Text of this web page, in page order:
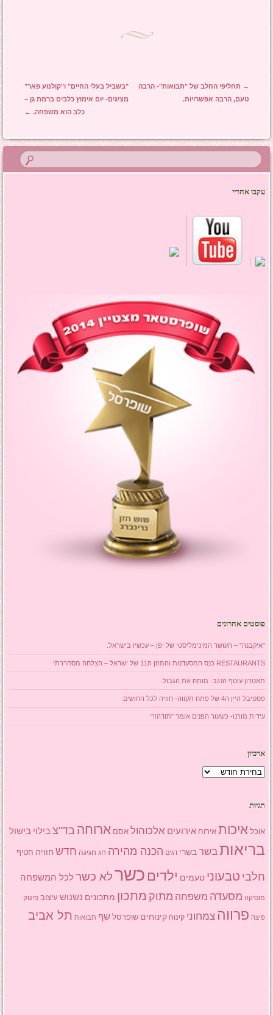
ניווט בפוסטים
→ תחליפי החלב של "תבואות"- הרבה
טעם, הרבה אפשרויות.
"בשביל בעלי החיים" ו"קולנוע פאר"
מציגים- יום אימוץ כלבים ברמת גן –
כלב הוא משפחה. ←
עקבו אחריי
פוסטים אחרונים
"איקבנה" – העושר המינימליסטי של יפן – עכשיו בישראל.
RESTAURANTS כנס המסעדנות והמזון ה11 של ישראל – הצלחה מסחררת!
תאטרון עוטף הנגב- מותח את הגבול.
פסטיבל היין ה4 של פתח תקווה- חוויה לכל החושים.
עידית מורנו- כשעור הפנים אומר "תודה!!"
ארכיון
ארכיון
תגיות
אוכל איכות אירוח אירועים אלכוהול אסם ארוחה בד"צ בילוי בישול
בריאותבשר בשרי דגים הכנה מהירה חג חגיגה חדש חוויה חטיף
חלבי טבעוני טעמים ילדים כשרלא כשר לכל המשפחה
מוסיקה מסעדה משפחה מתוק מתכון מתכונים נשנוש עיצוב פינוק
פיצה פרווה צמחוני קינוח קינוחים שופרסל שף תבואות תל אביב